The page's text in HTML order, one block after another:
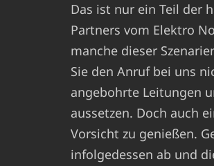
Das ist nur ein Teil der
Partners vom Elektro
manche dieser
Sie den Anruf bei uns
angebohrte Leitungen
aussetzen. Doch auch
Vorsicht zu genießen.
infolgedessen ab und